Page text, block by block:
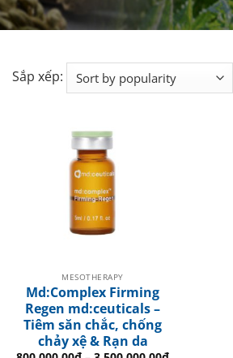
Sắp xếp:
MESOTHERAPY
Md:Complex Firming
Regen md:ceuticals –
Tiêm săn chắc, chống
chảy xệ & Rạn da